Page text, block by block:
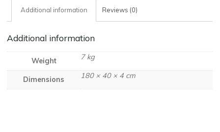
Additional information Reviews (0)
Additional information
Weight 7 kg
Dimensions 180 × 40 × 4 cm